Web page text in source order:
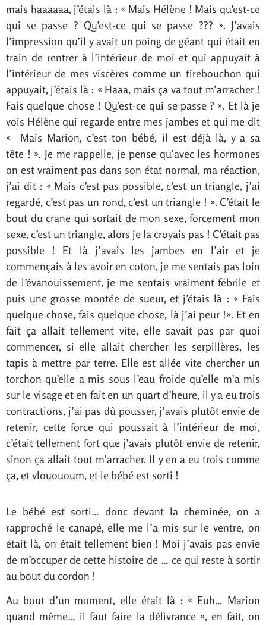
mais haaaaaa, j’étais là : « Mais Hélène ! Mais qu’est-ce
qui se passe ? Qu’est-ce qui se passe ??? ». J’avais
l’impression qu’il y avait un poing de géant qui était en
train de rentrer à l’intérieur de moi et qui appuyait à
l’intérieur de mes viscères comme un tirebouchon qui
appuyait, j’étais là : « Haaa, mais ça va tout m’arracher !
Fais quelque chose ! Qu’est-ce qui se passe ? ». Et là je
vois Hélène qui regarde entre mes jambes et qui me dit
« Mais Marion, c’est ton bébé, il est déjà là, y a sa
tête ! ». Je me rappelle, je pense qu’avec les hormones
on est vraiment pas dans son état normal, ma réaction,
j’ai dit : « Mais c’est pas possible, c’est un triangle, j’ai
regardé, c’est pas un rond, c’est un triangle ! ». C’était le
bout du crane qui sortait de mon sexe, forcement mon
sexe, c’est un triangle, alors je la croyais pas ! C’était pas
possible ! Et là j’avais les jambes en l’air et je
commençais à les avoir en coton, je me sentais pas loin
de l’évanouissement, je me sentais vraiment fébrile et
puis une grosse montée de sueur, et j’étais là : « Fais
quelque chose, fais quelque chose, là j’ai peur !». Et en
fait ça allait tellement vite, elle savait pas par quoi
commencer, si elle allait chercher les serpillères, les
tapis à mettre par terre. Elle est allée vite chercher un
torchon qu’elle a mis sous l’eau froide qu’elle m’a mis
sur le visage et en fait en un quart d’heure, il y a eu trois
contractions, j’ai pas dû pousser, j’avais plutôt envie de
retenir, cette force qui poussait à l’intérieur de moi,
c’était tellement fort que j’avais plutôt envie de retenir,
sinon ça allait tout m’arracher. Il y en a eu trois comme
ça, et vlouououm, et le bébé est sorti !
Le bébé est sorti… donc devant la cheminée, on a
rapproché le canapé, elle me l’a mis sur le ventre, on
était là, on était tellement bien ! Moi j’avais pas envie
de m’occuper de cette histoire de … ce qui reste à sortir
au bout du cordon !
Au bout d’un moment, elle était là : « Euh… Marion
quand même… il faut faire la délivrance », en fait, on